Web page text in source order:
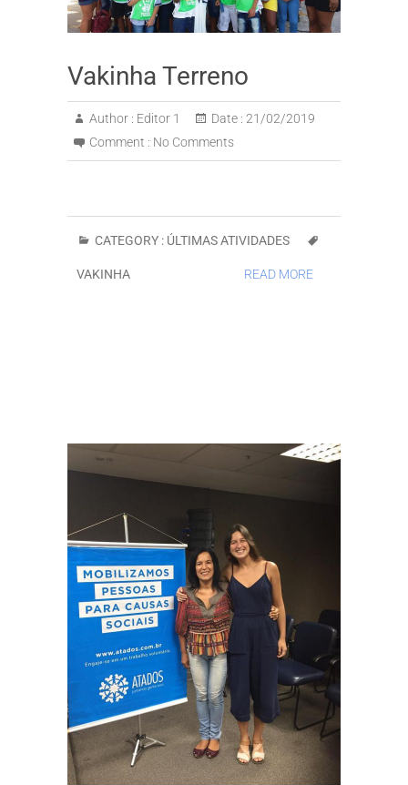
Vakinha Terreno
Author : Editor 1 Date : 21/02/2019
Comment : No Comments
CATEGORY : ÚLTIMAS ATIVIDADES
VAKINHA READ MORE